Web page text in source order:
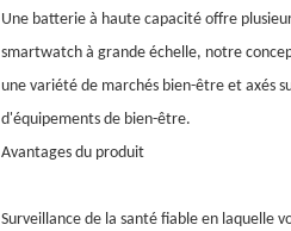
Une batterie à haute capacité offre
smartwatch à grande échelle, notre
une variété de marchés bien-être et axés
d'équipements de bien-être.
Avantages du produit
Surveillance de la santé fiable en laquelle